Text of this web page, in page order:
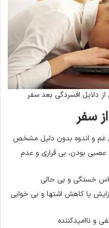
دلایل افسردگی بعد سفر
سفر
غم و اندوه بدون دلیل مشخص
بودن، بی قراری و عدم
خستگی و بی حالی
یا کاهش اشتها و بی خوابی
و ناامیدکننده